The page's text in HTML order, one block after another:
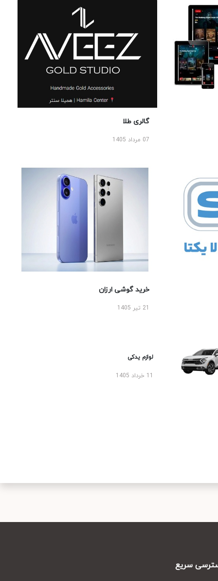
گالری طلا
07 مرداد 1405
خرید گوشی ارزان
لوازم یدکی
سریع